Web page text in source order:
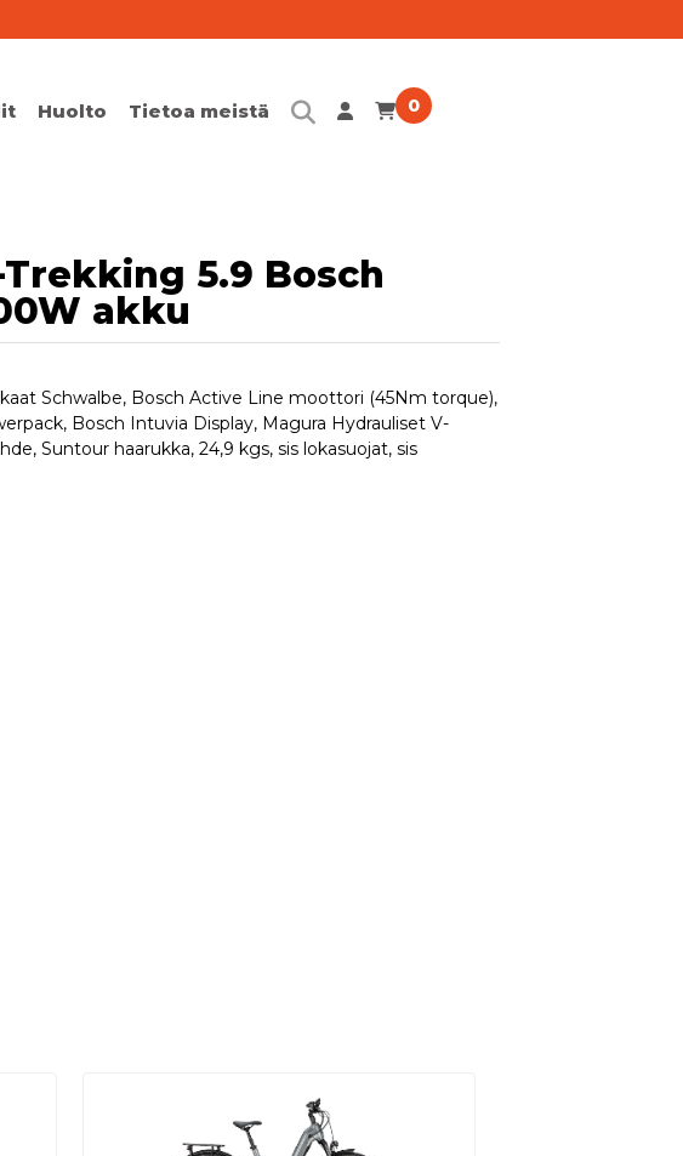
Huolto
Takuu
Tietoa meistä
Maksutavat
Yhteystiedot
0
5.9 Bosch
akku
Schwalbe, Bosch Active Line moottori (45Nm torque),
Bosch Intuvia Display, Magura Hydrauliset V-
Suntour haarukka, 24,9 kgs, sis lokasuojat, sis